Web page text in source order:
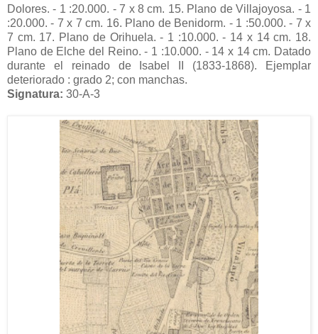
Dolores. - 1 :20.000. - 7 x 8 cm. 15. Plano de Villajoyosa. - 1
:20.000. - 7 x 7 cm. 16. Plano de Benidorm. - 1 :50.000. - 7 x
7 cm. 17. Plano de Orihuela. - 1 :10.000. - 14 x 14 cm. 18.
Plano de Elche del Reino. - 1 :10.000. - 14 x 14 cm. Datado
durante el reinado de Isabel II (1833-1868). Ejemplar
deteriorado : grado 2; con manchas.
Signatura: 30-A-3